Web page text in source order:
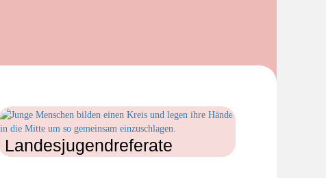
Landesjugendreferate